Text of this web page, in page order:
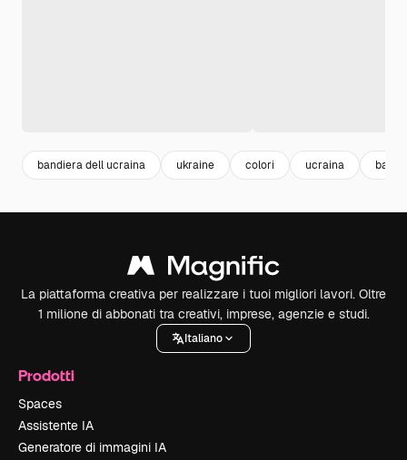
bandiera dell ucraina ukraine colori ucraina
La piattaforma creativa per realizzare i tuoi migliori lavori. Oltre
1 milione di abbonati tra creativi, imprese, agenzie e studi.
Italiano
Prodotti
Spaces
Assistente IA
Generatore di immagini IA